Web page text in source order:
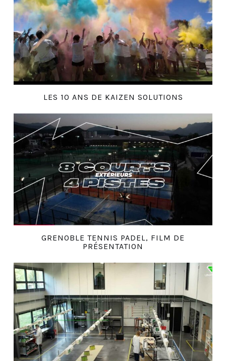
LES 10 ANS DE KAIZEN SOLUTIONS
GRENOBLE TENNIS PADEL, FILM DE
PRÉSENTATION